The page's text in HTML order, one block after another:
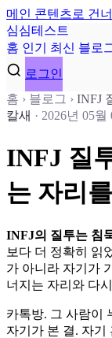
메인 콘텐츠로 건너
심심테 스 트
홈 인기 최신 블로
로그인
홈 › 블로그 › INFJ
칼새 · 2026년 05월
INFJ 질
는 자리
INFJ의 질투는 침
보다 더 정확히 읽
가 아니라 자기가
너지는 자리와 다
카톡방. 그 사람이
자기가 본 결. 자기